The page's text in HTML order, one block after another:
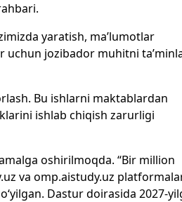
yaratish, ma’lumotlar
jozibador muhitni
Bu ishlarni maktablardan
ishlab chiqish zarurligi
oshirilmoqda. “Bir million
va omp.aistudy.uz
Dastur doirasida 2027-